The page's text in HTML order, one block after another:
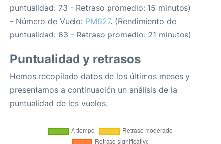
puntualidad: 73 - Retraso promedio: 15 minutos)
- Número de Vuelo: PM627. (Rendimiento de
puntualidad: 63 - Retraso promedio: 21 minutos)
Puntualidad y retrasos
Hemos recopilado datos de los últimos meses y
presentamos a continuación un análisis de la
puntualidad de los vuelos.